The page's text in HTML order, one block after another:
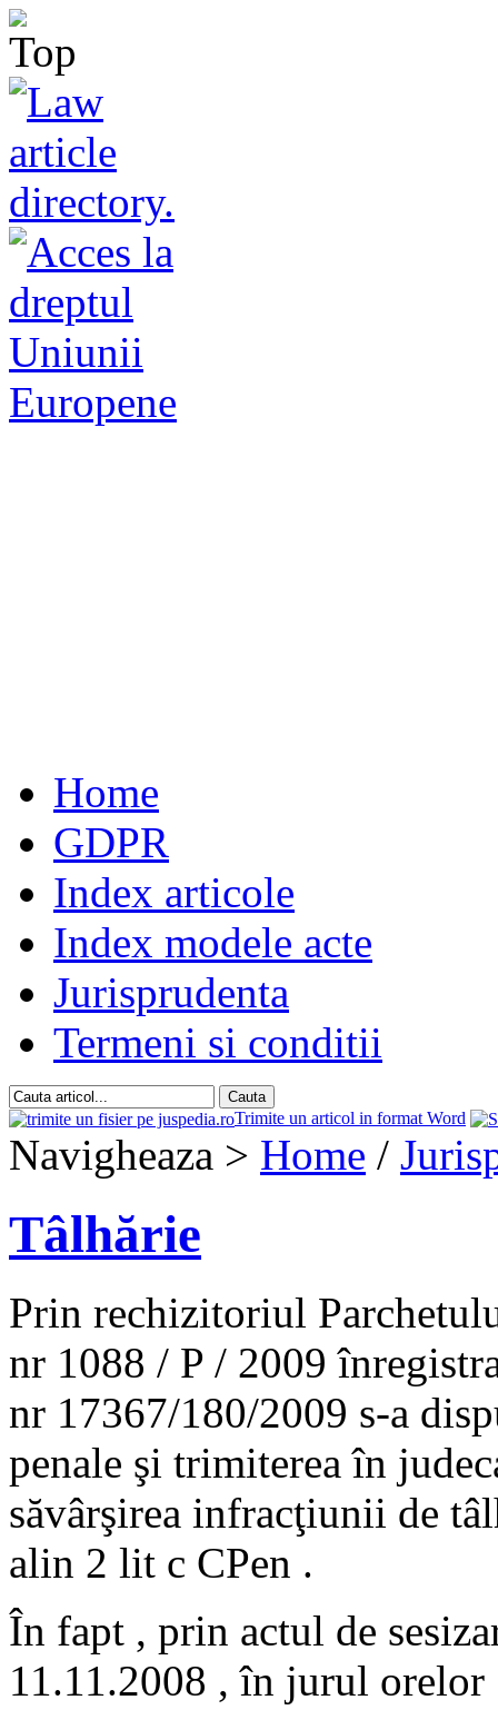
Home
GDPR
Index articole
Index modele acte
Jurisprudenta
Termeni si conditii
Trimite un articol in format Word
Navigheaza > Home /
Tâlhărie
Prin rechizitoriul
nr 1088 / P / 2009
nr 17367/180/2009 s-a
penale şi trimiterea în
săvârşirea infracţiunii de
alin 2 lit c CPen .
În fapt , prin actul de
11.11.2008 , în jurul orelor